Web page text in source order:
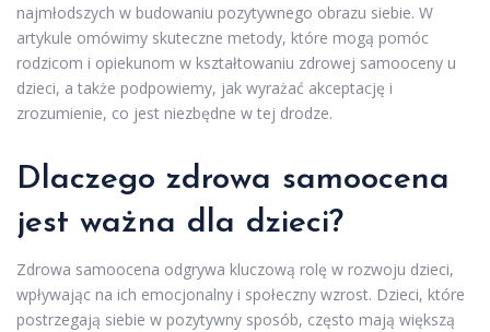
najmłodszych w budowaniu pozytywnego obrazu siebie. W
artykule omówimy skuteczne metody, które mogą pomóc
rodzicom i opiekunom w kształtowaniu zdrowej samooceny u
dzieci, a także podpowiemy, jak wyrażać akceptację i
zrozumienie, co jest niezbędne w tej drodze.
Dlaczego zdrowa samoocena
jest ważna dla dzieci?
Zdrowa samoocena odgrywa kluczową rolę w rozwoju dzieci,
wpływając na ich emocjonalny i społeczny wzrost. Dzieci, które
postrzegają siebie w pozytywny sposób, często mają większą